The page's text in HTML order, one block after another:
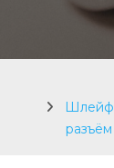
Шлейф